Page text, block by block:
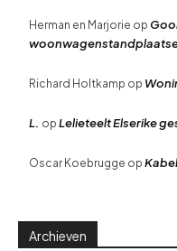
Herman en Marjorie op
Richard Holtkamp op
L. op Lelieteelt Elserike
Oscar Koebrugge op
Archieven